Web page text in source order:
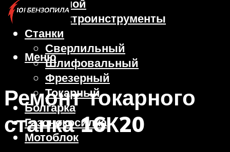
Ручной
Электроинструменты
Станки
Сверлильный
Шлифовальный
Фрезерный
Токарный
Болгарка
Газонокосилка
Мотоблок
Меню
Ремонт токарного
станка 16К20